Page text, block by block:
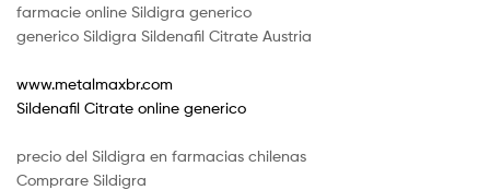
farmacie online Sildigra generico
generico Sildigra Sildenafil Citrate Austria
www.metalmaxbr.com
Sildenafil Citrate online generico
precio del Sildigra en farmacias chilenas
Comprare Sildigra